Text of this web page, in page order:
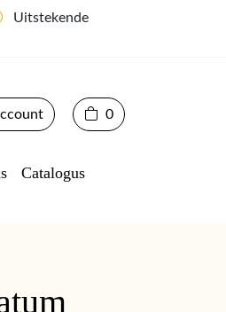
Uitstekende
0
Catalogus